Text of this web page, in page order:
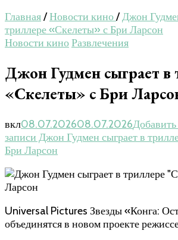
Главная/Новости кино/Джон
триллере «Скелеты» с Бри Ларсон
Новости киноРазвлечения
Джон Гудмен сыграет в
«Скелеты» с Бри
вкл08.07.202608.07.2026
записи Джон Гудмен сыграет в
Бри Ларсон
Universal Pictures Звезды «Конга:
объединятся в новом проекте